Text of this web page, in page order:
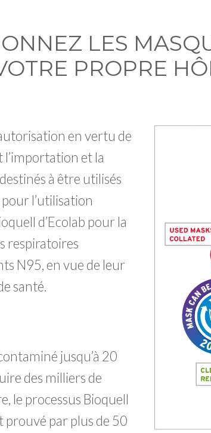
LES
PROPRE
en vertu de
l’importation et la
à être utilisés
l’utilisation
d’Ecolab pour la
respiratoires
N95, en vue de leur
santé.
jusqu’à 20
des milliers de
le processus Bioquell
prouvé par plus de 50